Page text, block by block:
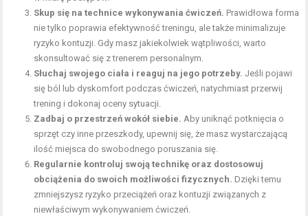
Skup się na technice wykonywania ćwiczeń. Prawidłowa forma
nie tylko poprawia efektywność treningu, ale także minimalizuje
ryzyko kontuzji. Gdy masz jakiekolwiek wątpliwości, warto
skonsultować się z trenerem personalnym.
Słuchaj swojego ciała i reaguj na jego potrzeby. Jeśli pojawi
się ból lub dyskomfort podczas ćwiczeń, natychmiast przerwij
trening i dokonaj oceny sytuacji.
Zadbaj o przestrzeń wokół siebie. Aby uniknąć potknięcia o
sprzęt czy inne przeszkody, upewnij się, że masz wystarczającą
ilość miejsca do swobodnego poruszania się.
Regularnie kontroluj swoją technikę oraz dostosowuj
obciążenia do swoich możliwości fizycznych. Dzięki temu
zmniejszysz ryzyko przeciążeń oraz kontuzji związanych z
niewłaściwym wykonywaniem ćwiczeń.